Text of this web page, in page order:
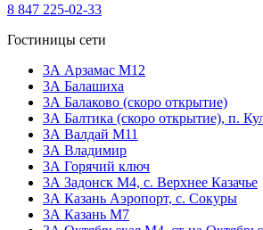
8 847 225-02-33
Гостиницы сети
3А Арзамас М12
3А Балашиха
3А Балаково (скоро открытие)
ЗА Балтика (скоро открытие), п.
ЗА Валдай M11
ЗА Владимир
3А Горячий ключ
3А Задонск М4, с. Верхнее Казачье
3А Казань Аэропорт, с. Сокуры
3А Казань М7